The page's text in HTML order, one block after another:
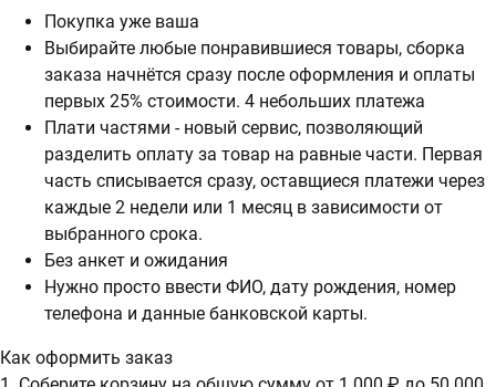
Покупка уже ваша
Выбирайте любые понравившиеся товары, сборка
заказа начнётся сразу после оформления и оплаты
первых 25% стоимости. 4 небольших платежа
Плати частями - новый сервис, позволяющий
разделить оплату за товар на равные части. Первая
часть списывается сразу, оставщиеся платежи через
каждые 2 недели или 1 месяц в зависимости от
выбранного срока.
Без анкет и ожидания
Нужно просто ввести ФИО, дату рождения, номер
телефона и данные банковской карты.
Как оформить заказ